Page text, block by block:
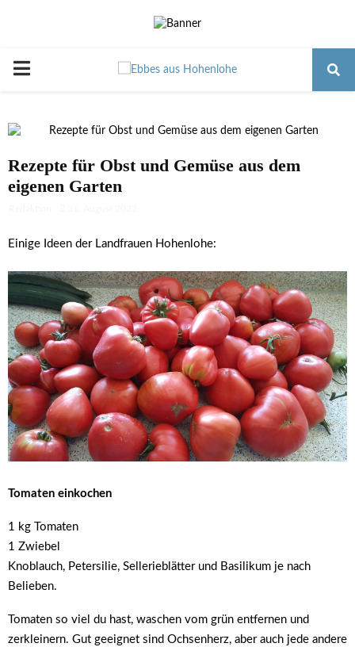
PRIMARY
Rezepte für Obst und Gemüse aus dem
eigenen Garten
Einige Ideen der Landfrauen Hohenlohe:
Tomaten einkochen
1 kg Tomaten
1 Zwiebel
Knoblauch, Petersilie, Sellerieblätter und Basilikum je nach
Belieben.
Tomaten so viel du hast, waschen vom grün entfernen und
zerkleinern. Gut geeignet sind Ochsenherz, aber auch jede andere